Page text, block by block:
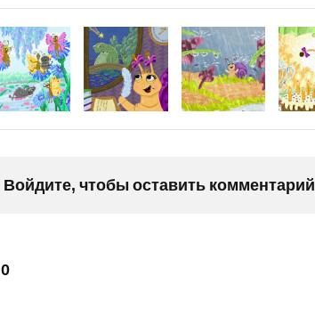
Войдите, чтобы оставить комментарий
0